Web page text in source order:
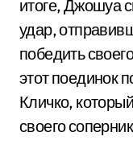
итоге, Джошуа
удар,
победить
этот поединок
Кличко,
своего